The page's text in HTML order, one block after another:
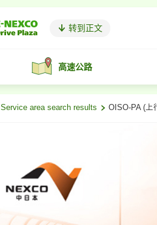
转到正文
高速公路
Service area search results OISO-PA (上